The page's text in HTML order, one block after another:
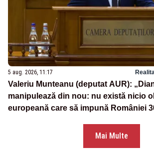
5 aug. 2026, 11:17
Valeriu Munteanu (deputat AUR):
manipulează din nou: nu există nicio
europeană care să impună României
Mai Multe